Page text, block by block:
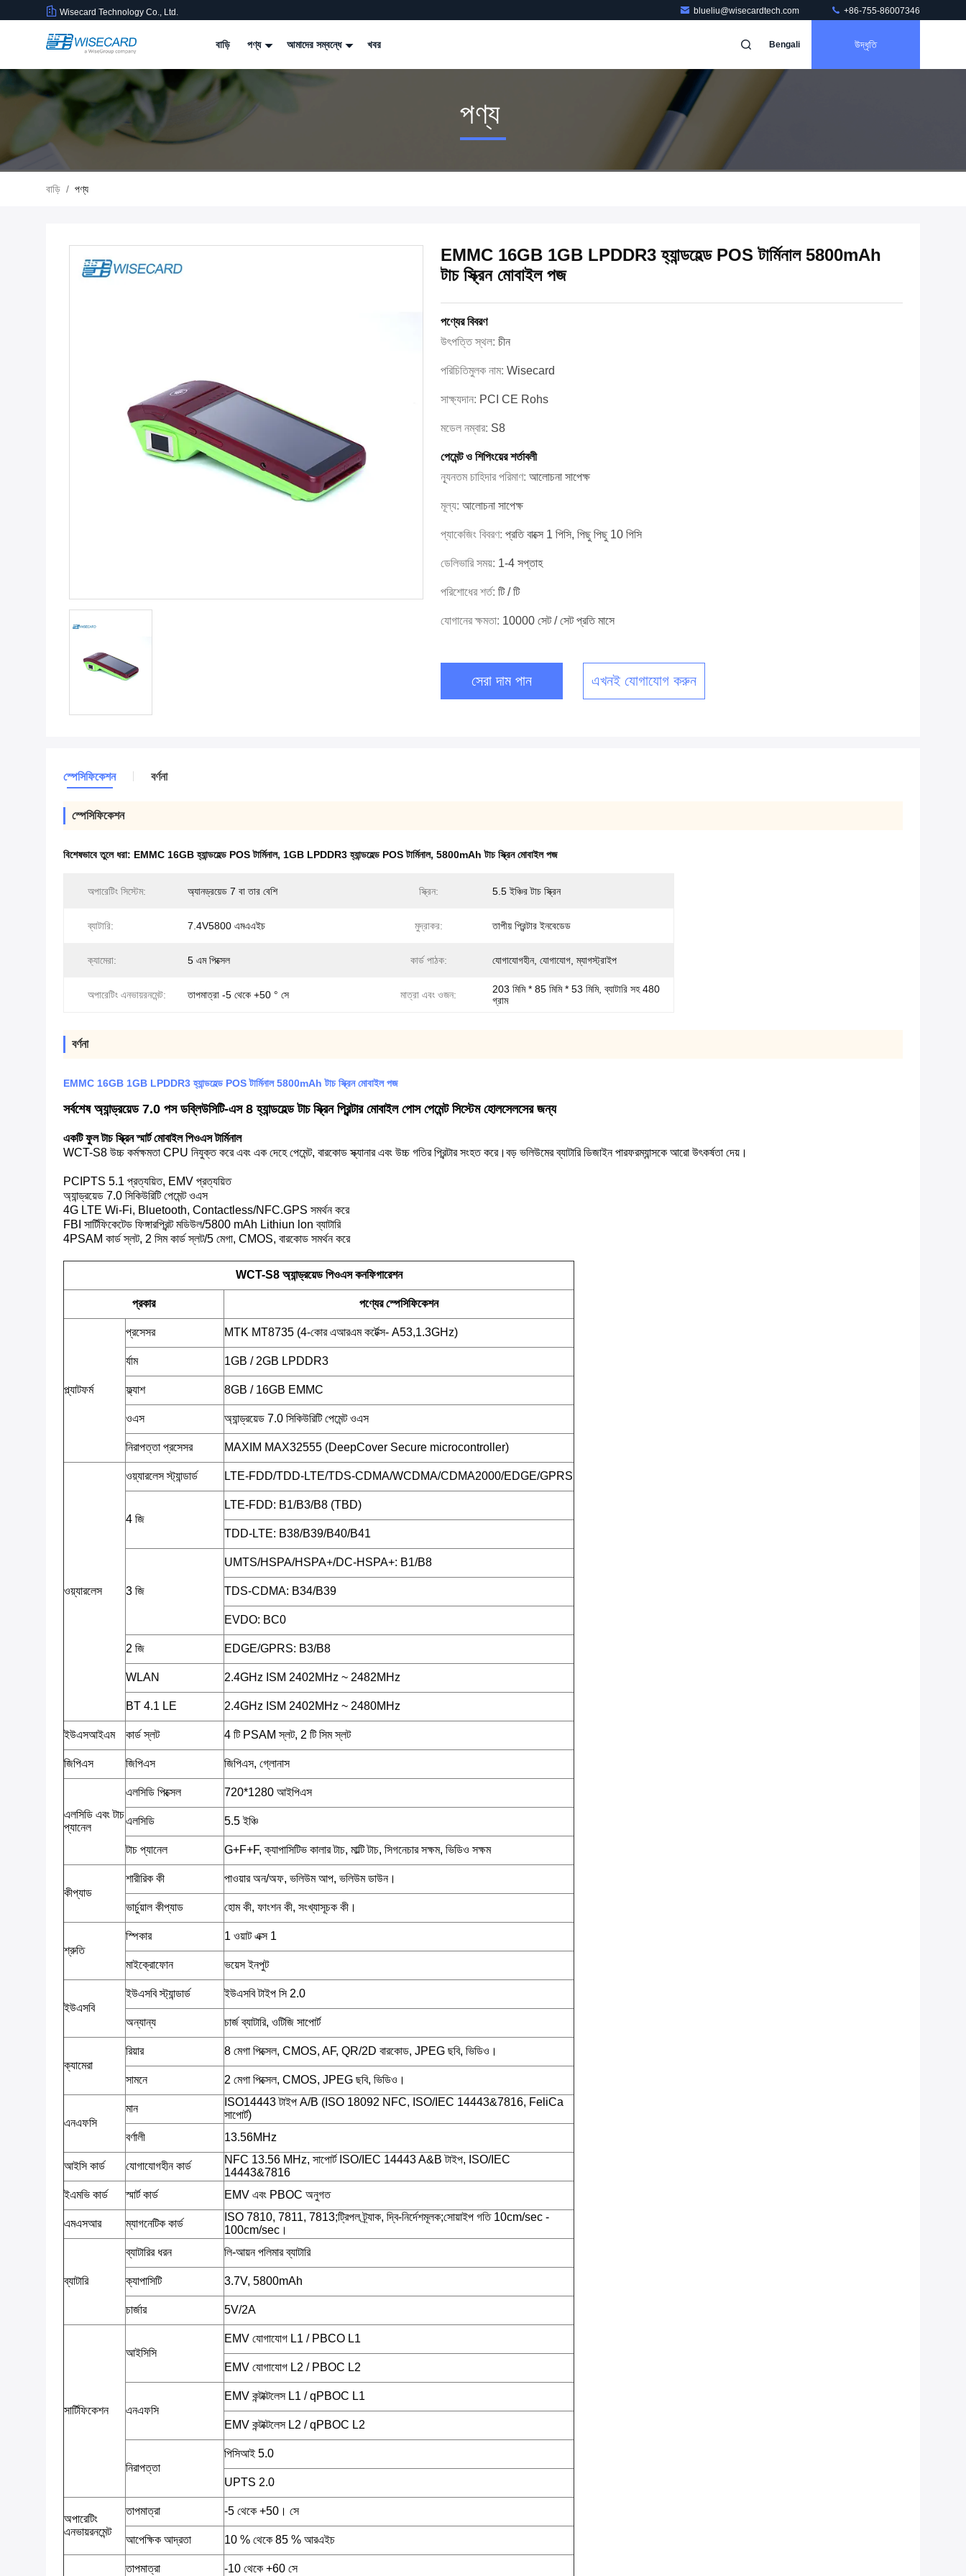
Wisecard Technology Co., Ltd. blueliu@wisecardtech.com +86-755-86007346
বাড়ি পণ্য আমাদের সম্বন্ধে খবর Bengali উদ্ধৃতি
পণ্য
বাড়ি / পণ্য
EMMC 16GB 1GB LPDDR3 হ্যান্ডহেল্ড POS টার্মিনাল 5800mAh
টাচ স্ক্রিন মোবাইল পজ
পণ্যের বিবরণ
উৎপত্তি স্থল: চীন
পরিচিতিমুলক নাম: Wisecard
সাক্ষ্যদান: PCI CE Rohs
মডেল নম্বার: S8
পেমেন্ট ও শিপিংয়ের শর্তাবলী
ন্যূনতম চাহিদার পরিমাণ: আলোচনা সাপেক্ষ
মূল্য: আলোচনা সাপেক্ষ
প্যাকেজিং বিবরণ: প্রতি বাক্সে 1 পিসি, পিছু পিছু 10 পিসি
ডেলিভারি সময়: 1-4 সপ্তাহ
পরিশোধের শর্ত: টি / টি
যোগানের ক্ষমতা: 10000 সেট / সেট প্রতি মাসে
সেরা দাম পান এখনই যোগাযোগ করুন
স্পেসিফিকেশন বর্ণনা
স্পেসিফিকেশন
বিশেষভাবে তুলে ধরা: EMMC 16GB হ্যান্ডহেল্ড POS টার্মিনাল, 1GB LPDDR3 হ্যান্ডহেল্ড POS টার্মিনাল, 5800mAh টাচ স্ক্রিন মোবাইল পজ
অপারেটিং সিস্টেম: অ্যানড্রয়েড 7 বা তার বেশি স্ক্রিন: 5.5 ইঞ্চির টাচ স্ক্রিন
ব্যাটারি: 7.4V5800 এমএএইচ মুদ্রাকর: তাপীয় প্রিন্টার ইনবেডেড
ক্যামেরা: 5 এম পিক্সেল কার্ড পাঠক: যোগাযোগহীন, যোগাযোগ, ম্যাগস্ট্রাইপ
অপারেটিং এনভায়রনমেন্ট: তাপমাত্রা -5 থেকে +50 ° সে মাত্রা এবং ওজন:
203 মিমি * 85 মিমি * 53 মিমি, ব্যাটারি সহ 480
গ্রাম
বর্ণনা
EMMC 16GB 1GB LPDDR3 হ্যান্ডহেল্ড POS টার্মিনাল 5800mAh টাচ স্ক্রিন মোবাইল পজ
সর্বশেষ অ্যান্ড্রয়েড 7.0 পস ডব্লিউসিটি-এস 8 হ্যান্ডহেল্ড টাচ স্ক্রিন প্রিন্টার মোবাইল পোস পেমেন্ট সিস্টেম হোলসেলসের জন্য
একটি ফুল টাচ স্ক্রিন স্মার্ট মোবাইল পিওএস টার্মিনাল
WCT-S8 উচ্চ কর্মক্ষমতা CPU নিযুক্ত করে এবং এক দেহে পেমেন্ট, বারকোড স্ক্যানার এবং উচ্চ গতির প্রিন্টার সংহত করে।বড় ভলিউমের ব্যাটারি ডিজাইন পারফরম্যান্সকে আরো উৎকর্ষতা দেয়।
PCIPTS 5.1 প্রত্যয়িত, EMV প্রত্যয়িত
অ্যান্ড্রয়েড 7.0 সিকিউরিটি পেমেন্ট ওএস
4G LTE Wi-Fi, Bluetooth, Contactless/NFC.GPS সমর্থন করে
FBI সার্টিফিকেটেড ফিঙ্গারপ্রিন্ট মডিউল/5800 mAh Lithiun lon ব্যাটারি
4PSAM কার্ড স্লট, 2 সিম কার্ড স্লট/5 মেগা, CMOS, বারকোড সমর্থন করে
WCT-S8 অ্যান্ড্রয়েড পিওএস কনফিগারেশন
প্রকার পণ্যের স্পেসিফিকেশন
প্ল্যাটফর্ম
প্রসেসর MTK MT8735 (4-কোর এআরএম কর্টেক্স- A53,1.3GHz)
র্যাম 1GB / 2GB LPDDR3
ফ্ল্যাশ 8GB / 16GB EMMC
ওএস অ্যান্ড্রয়েড 7.0 সিকিউরিটি পেমেন্ট ওএস
নিরাপত্তা প্রসেসর MAXIM MAX32555 (DeepCover Secure microcontroller)
ওয়্যারলেস
ওয়্যারলেস স্ট্যান্ডার্ড LTE-FDD/TDD-LTE/TDS-CDMA/WCDMA/CDMA2000/EDGE/GPRS
4 জি
LTE-FDD: B1/B3/B8 (TBD)
TDD-LTE: B38/B39/B40/B41
3 জি
UMTS/HSPA/HSPA+/DC-HSPA+: B1/B8
TDS-CDMA: B34/B39
EVDO: BC0
2 জি EDGE/GPRS: B3/B8
WLAN 2.4GHz ISM 2402MHz ~ 2482MHz
BT 4.1 LE 2.4GHz ISM 2402MHz ~ 2480MHz
ইউএসআইএম কার্ড স্লট 4 টি PSAM স্লট, 2 টি সিম স্লট
জিপিএস জিপিএস জিপিএস, গ্লোনাস
এলসিডি এবং টাচ
প্যানেল
এলসিডি পিক্সেল 720*1280 আইপিএস
এলসিডি 5.5 ইঞ্চি
টাচ প্যানেল G+F+F, ক্যাপাসিটিভ কালার টাচ, মাল্টি টাচ, সিগনেচার সক্ষম, ভিডিও সক্ষম
কীপ্যাড
শারীরিক কী পাওয়ার অন/অফ, ভলিউম আপ, ভলিউম ডাউন।
ভার্চুয়াল কীপ্যাড হোম কী, ফাংশন কী, সংখ্যাসূচক কী।
শ্রুতি
স্পিকার 1 ওয়াট এক্স 1
মাইক্রোফোন ভয়েস ইনপুট
ইউএসবি
ইউএসবি স্ট্যান্ডার্ড ইউএসবি টাইপ সি 2.0
অন্যান্য চার্জ ব্যাটারি, ওটিজি সাপোর্ট
ক্যামেরা
রিয়ার 8 মেগা পিক্সেল, CMOS, AF, QR/2D বারকোড, JPEG ছবি, ভিডিও।
সামনে 2 মেগা পিক্সেল, CMOS, JPEG ছবি, ভিডিও।
এনএফসি
মান
ISO14443 টাইপ A/B (ISO 18092 NFC, ISO/IEC 14443&7816, FeliCa
সাপোর্ট)
বর্ণালী
13.56MHz
আইসি কার্ড যোগাযোগহীন কার্ড
NFC 13.56 MHz, সাপোর্ট ISO/IEC 14443 A&B টাইপ, ISO/IEC
14443&7816
ইএমভি কার্ড
স্মার্ট কার্ড EMV এবং PBOC অনুগত
এমএসআর ম্যাগনেটিক কার্ড
ISO 7810, 7811, 7813;ট্রিপল ট্র্যাক, দ্বি-নির্দেশমূলক;সোয়াইপ গতি 10cm/sec -
100cm/sec।
ব্যাটারি
ব্যাটারির ধরন লি-আয়ন পলিমার ব্যাটারি
ক্যাপাসিটি 3.7V, 5800mAh
চার্জার 5V/2A
সার্টিফিকেশন
আইসিসি
EMV যোগাযোগ L1 / PBCO L1
EMV যোগাযোগ L2 / PBOC L2
এনএফসি
EMV কন্টাক্টলেস L1 / qPBOC L1
EMV কন্টাক্টলেস L2 / qPBOC L2
নিরাপত্তা
পিসিআই 5.0
UPTS 2.0
অপারেটিং
এনভায়রনমেন্ট
তাপমাত্রা -5 থেকে +50। সে
আপেক্ষিক আদ্রতা 10 % থেকে 85 % আরএইচ
তাপমাত্রা -10 থেকে +60 সে